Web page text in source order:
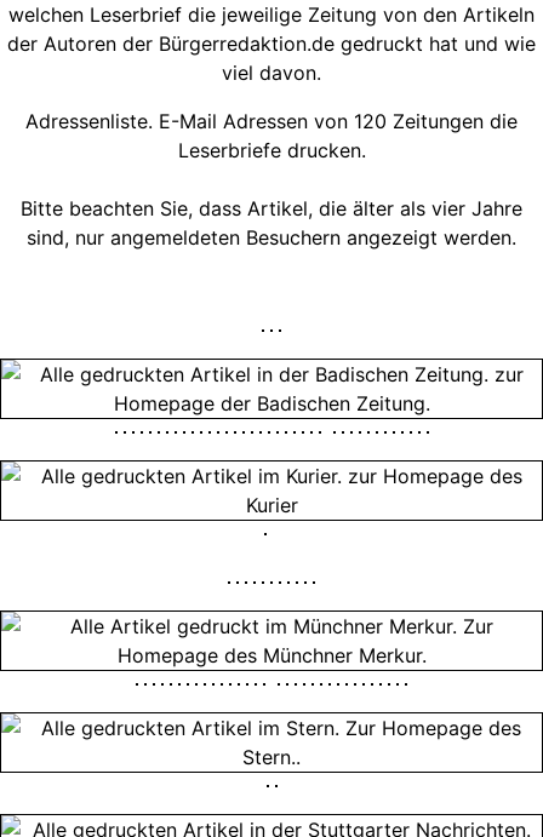
welchen Leserbrief die jeweilige Zeitung von den Artikeln
der Autoren der Bürgerredaktion.de gedruckt hat und wie
viel davon.
Adressenliste. E-Mail Adressen von 120 Zeitungen die
Leserbriefe drucken.
Bitte beachten Sie, dass Artikel, die älter als vier Jahre
sind, nur angemeldeten Besuchern angezeigt werden.